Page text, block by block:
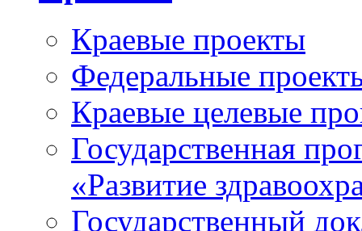
Краевые проекты
Федеральные
Краевые целевые
Государственная
«Развитие
Государственный